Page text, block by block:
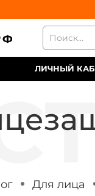
ЛИЧНЫЙ
Для лица